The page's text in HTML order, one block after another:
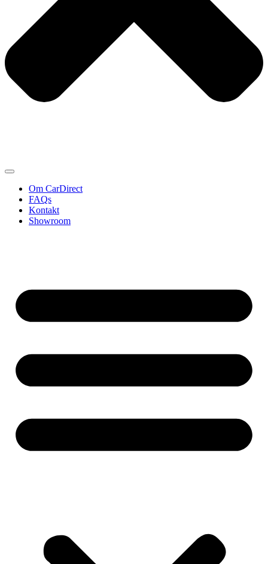
Om CarDirect
FAQs
Kontakt
Showroom